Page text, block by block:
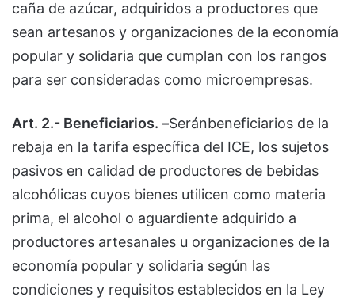
caña de azúcar, adquiridos a productores que
sean artesanos y organizaciones de la economía
popular y solidaria que cumplan con los rangos
para ser consideradas como microempresas.
Art. 2.- Beneficiarios. –Seránbeneficiarios de la
rebaja en la tarifa específica del ICE, los sujetos
pasivos en calidad de productores de bebidas
alcohólicas cuyos bienes utilicen como materia
prima, el alcohol o aguardiente adquirido a
productores artesanales u organizaciones de la
economía popular y solidaria según las
condiciones y requisitos establecidos en la Ley